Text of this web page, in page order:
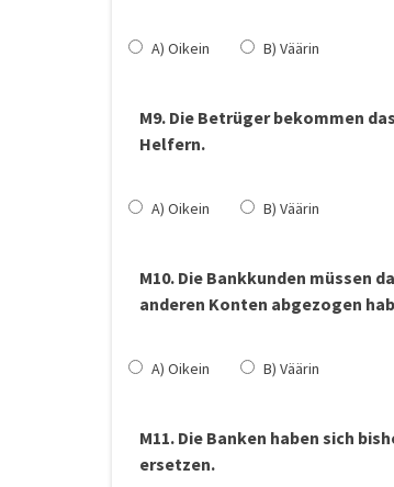
A) Oikein B) Väärin
M9. Die Betrüger bekommen
Helfern.
A) Oikein B) Väärin
M10. Die Bankkunden müssen
anderen Konten abgezogen
A) Oikein B) Väärin
M11. Die Banken haben sich
ersetzen.